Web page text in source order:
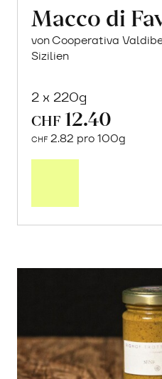
Macco di
von Cooperativa
Sizilien
2 x 220g
CHF 12.40
CHF 2.82 pro 100g